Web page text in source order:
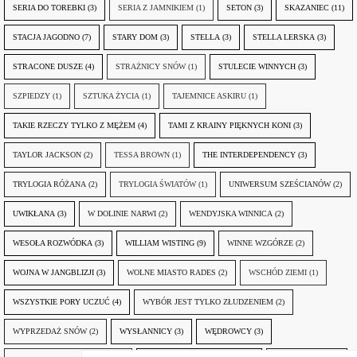
SERIA DO TOREBKI (3) SERIA Z JAMNIKIEM (1) SETON (3) SKAZANIEC (11)
STACJA JAGODNO (7) STARY DOM (3) STELLA (3) STELLA LERSKA (3)
STRACONE DUSZE (4) STRAŻNICY SNÓW (1) STULECIE WINNYCH (3)
SZPIEDZY (1) SZTUKA ŻYCIA (1) TAJEMNICE ASKIRU (1)
TAKIE RZECZY TYLKO Z MĘŻEM (4) TAMI Z KRAINY PIĘKNYCH KONI (3)
TAYLOR JACKSON (2) TESSA BROWN (1) THE INTERDEPENDENCY (3)
TRYLOGIA RÓŻANA (2) TRYLOGIA ŚWIATÓW (1) UNIWERSUM SZEŚCIANÓW (2)
UWIKŁANA (3) W DOLINIE NARWI (2) WENDYJSKA WINNICA (2)
WESOŁA ROZWÓDKA (3) WILLIAM WISTING (9) WINNE WZGÓRZE (2)
WOJNA W JANGBLIZJI (3) WOLNE MIASTO RADES (2) WSCHÓD ZIEMI (1)
WSZYSTKIE PORY UCZUĆ (4) WYBÓR JEST TYLKO ZŁUDZENIEM (2)
WYPRZEDAŻ SNÓW (2) WYSŁANNICY (3) WĘDROWCY (3)